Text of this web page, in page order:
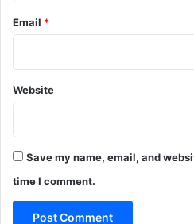
Email *
Website
Save my name, email, and
time I comment.